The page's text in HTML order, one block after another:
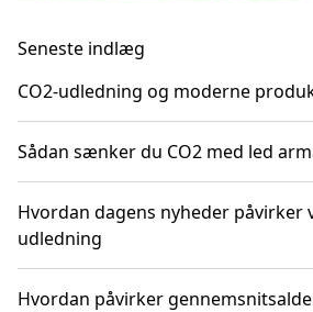
Seneste indlæg
CO2-udledning og moderne
Sådan sænker du CO2 med led
Hvordan dagens nyheder påvirker
udledning
Hvordan påvirker